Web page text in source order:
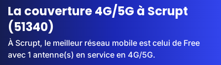
La couverture 4G/5G à Scrupt
(51340)
À Scrupt, le meilleur réseau mobile est celui de Free
avec 1 antenne(s) en service en 4G/5G.